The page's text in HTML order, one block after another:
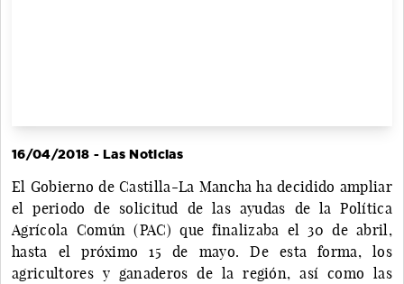
16/04/2018 - Las Noticias
El Gobierno de Castilla-La Mancha ha decidido ampliar
el periodo de solicitud de las ayudas de la Política
Agrícola Común (PAC) que finalizaba el 30 de abril,
hasta el próximo 15 de mayo. De esta forma, los
agricultores y ganaderos de la región, así como las